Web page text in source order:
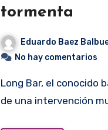
tormenta
Eduardo Baez
No hay comentarios
Long Bar, el conocido bar de Carmelitas, zafó nuevamente
de una intervención